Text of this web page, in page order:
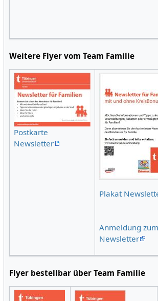
Weitere Flyer vom Team Familie
Postkarte
Newsletter
Plakat
Anmeldung zum
Newsletter
Flyer bestellbar über Team Familie